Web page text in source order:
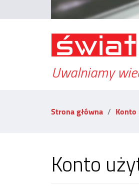
Uwalniamy
Strona główna
Konto